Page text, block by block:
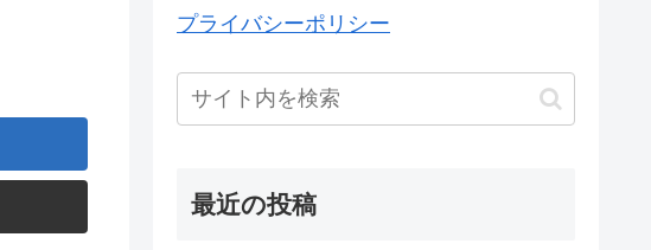
プライバシーポリシー
最近の投稿